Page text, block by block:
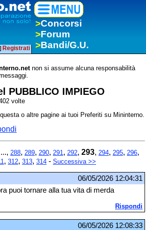
>Concorsi
>Forum
>Bandi/G.U.
Registrati
non si assume alcuna responsabilità
PUBBLICO IMPIEGO
volte
o altre pagine ai tuoi Preferiti su Mininterno.
288, 289, 290, 291 , 292, 293, 294, 295, 296,
, 312, 313, 314 - Successiva >>
06/05/2026 12:04:31
puoi tornare alla tua vita di merda
Rispondi
06/05/2026 12:08:33